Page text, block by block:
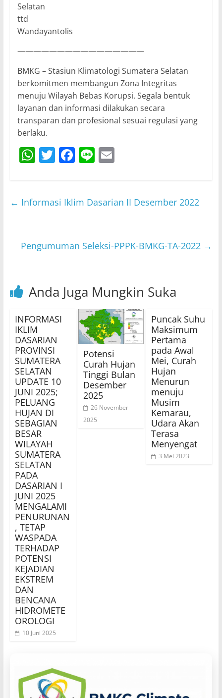
Selatan
ttd
Wandayantolis
————————————————
BMKG – Stasiun Klimatologi Sumatera Selatan
berkomitmen membangun Zona Integritas
menuju Wilayah Bebas Korupsi. Segala bentuk
layanan dan informasi dilakukan secara
transparan dan profesional sesuai regulasi yang
berlaku.
W
s
p
T
er
F
e
o
Li E
l
← Informasi Iklim Dasarian II Desember 2022
Pengumuman Seleksi-PPPK-BMKG-TA-2022 →
Anda Juga Mungkin Suka
INFORMASI
IKLIM
DASARIAN
PROVINSI
SUMATERA
SELATAN
UPDATE 10
JUNI 2025;
PELUANG
HUJAN DI
SEBAGIAN
BESAR
WILAYAH
SUMATERA
SELATAN
PADA
DASARIAN I
JUNI 2025
MENGALAMI
PENURUNAN
, TETAP
WASPADA
TERHADAP
POTENSI
KEJADIAN
EKSTREM
DAN
BENCANA
HIDROMETE
OROLOGI
10 Juni 2025
Potensi
Curah Hujan
Tinggi Bulan
Desember
2025
26 November
2025
Puncak Suhu
Maksimum
Pertama
pada Awal
Mei, Curah
Hujan
Menurun
menuju
Musim
Kemarau,
Udara Akan
Terasa
Menyengat
3 Mei 2023